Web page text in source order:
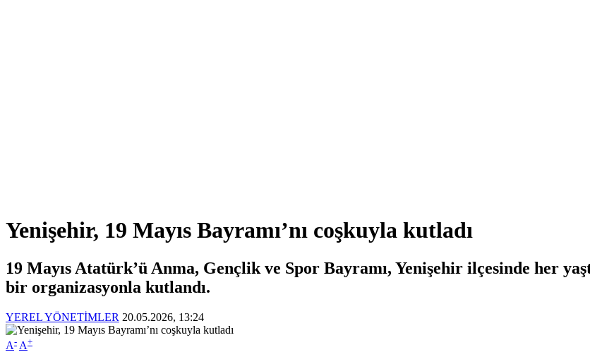
Yenişehir, 19 Mayıs Bayramı’nı coşkuyla kutladı
19 Mayıs Atatürk’ü Anma, Gençlik ve Spor Bayramı, Yenişehir ilçesinde her
bir organizasyonla kutlandı.
YEREL YÖNETİMLER 20.05.2026, 13:24
A- A+